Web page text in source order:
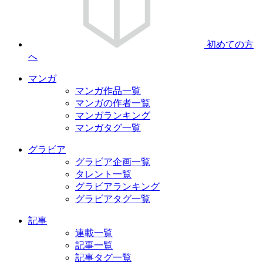
初めての方
へ
マンガ
マンガ作品一覧
マンガの作者一覧
マンガランキング
マンガタグ一覧
グラビア
グラビア企画一覧
タレント一覧
グラビアランキング
グラビアタグ一覧
記事
連載一覧
記事一覧
記事タグ一覧